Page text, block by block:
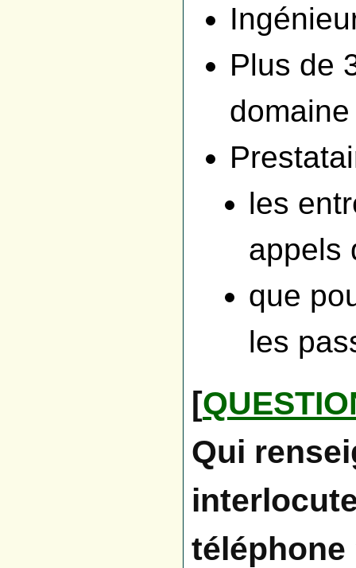
Plus de
les
appels
que
les
[
Qui
téléphone